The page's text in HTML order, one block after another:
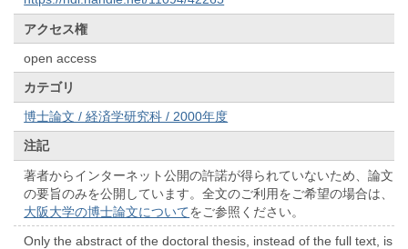
アクセス権
open access
カテゴリ
博士論文 / 経済学研究科 / 2000年度
注記
著者からインターネット公開の許諾が得られていないため、論文
の要旨のみを公開しています。全文のご利用をご希望の場合は、
大阪大学の博士論文についてをご参照ください。
Only the abstract of the doctoral thesis, instead of the full text, is